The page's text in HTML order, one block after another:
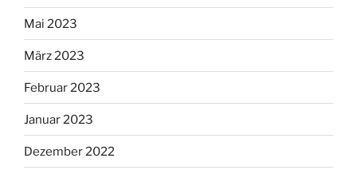
Mai 2023
März 2023
Februar 2023
Januar 2023
Dezember 2022